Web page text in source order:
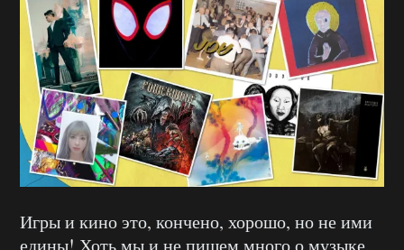
Игры и кино это, кончено, хорошо, но не ими
едины! Хоть мы и не пишем много о музыке,